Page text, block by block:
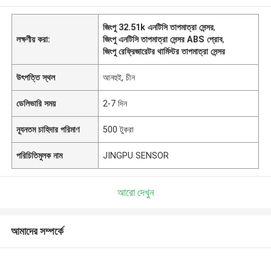
লক্ষণীয় করা:
জিংপু 32.51k এনটিসি তাপমাত্রা সেন্সর,
জিংপু এনটিসি তাপমাত্রা সেন্সর ABS প্রোব,
জিংপু রেফ্রিজারেটর থার্মিস্টর তাপমাত্রা সেন্সর
উৎপত্তি স্থল আনহুই, চীন
ডেলিভারি সময় 2-7 দিন
ন্যূনতম চাহিদার পরিমাণ 500 টুকরা
পরিচিতিমুলক নাম JINGPU SENSOR
আরো দেখুন
আমাদের সম্পর্কে